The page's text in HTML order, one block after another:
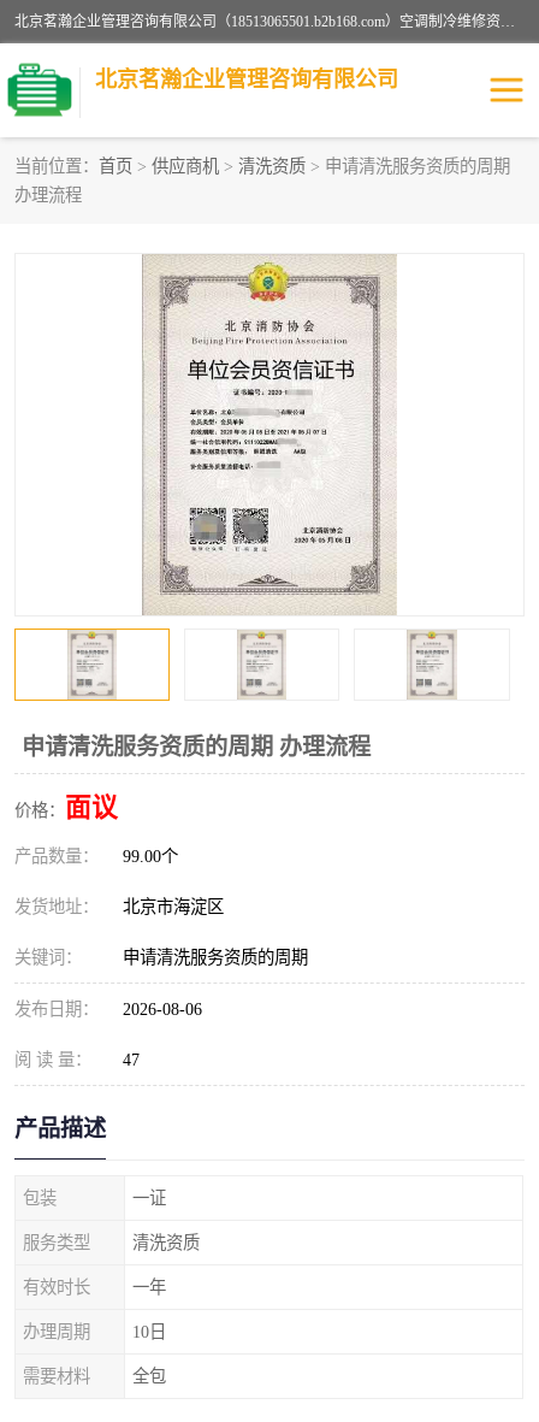
北京茗瀚企业管理咨询有限公司（18513065501.b2b168.com）空调制冷维修资质,油烟管道清洗资质,清洗行业资质公司秉承“顾客至上，锐意进缺的经营理念，我们提供高质量的产品，坚持“客户”的原则为广大客户提供贴心服务。如果你对公司的产品感兴趣，可以联系高经理，我们会用好的产品和服务让您满意。
北京茗瀚企业管理咨询有限公司
当前位置： 首页 > 供应商机 > 清洗资质 > 申请清洗服务资质的周期
办理流程
申请清洗服务资质的周期 办理流程
价格： 面议
产品数量： 99.00个
发货地址： 北京市海淀区
关键词： 申请清洗服务资质的周期
发布日期： 2026-08-06
阅 读 量： 47
产品描述
包装 一证
服务类型 清洗资质
有效时长 一年
办理周期 10日
需要材料 全包
烟道清洗资质
认证服务
防爆电气维修安装资质 空调制冷维修安装资质
矿用设备检修资质